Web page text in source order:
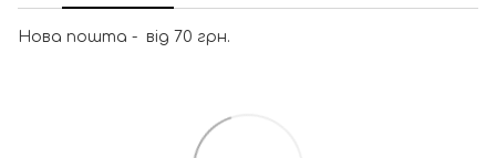
Нова пошта - від 70 грн.